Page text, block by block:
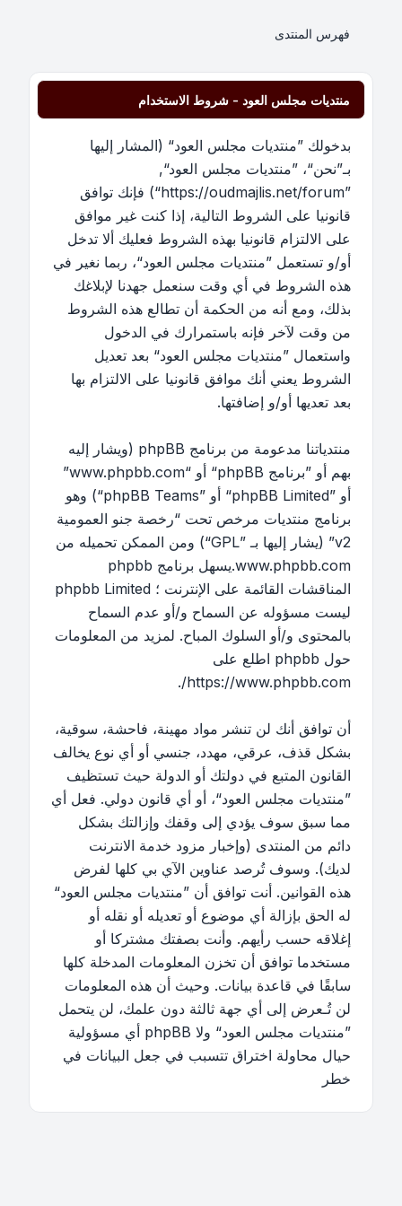
فهرس المنتدى
منتديات مجلس العود - شروط الاستخدام
بدخولك ”منتديات مجلس العود“ (المشار إليها
بـ”نحن“، ”منتديات مجلس العود“,
”https://oudmajlis.net/forum“) فإنك توافق
قانونيا على الشروط التالية، إذا كنت غير موافق
على الالتزام قانونيا بهذه الشروط فعليك ألا تدخل
أو/و تستعمل ”منتديات مجلس العود“، ربما نغير في
هذه الشروط في أي وقت سنعمل جهدنا لإبلاغك
بذلك، ومع أنه من الحكمة أن تطالع هذه الشروط
من وقت لآخر فإنه باستمرارك في الدخول
واستعمال ”منتديات مجلس العود“ بعد تعديل
الشروط يعني أنك موافق قانونيا على الالتزام بها
بعد تعديها أو/و إضافتها.
منتدياتنا مدعومة من برنامج phpBB (ويشار إليه
بهم أو ”برنامج phpBB“ أو “www.phpbb.com”
أو ”phpBB Limited“ أو ”phpBB Teams“) وهو
برنامج منتديات مرخص تحت “رخصة جنو العمومية
v2” (يشار إليها بـ ”GPL“) ومن الممكن تحميله من
www.phpbb.com
.يسهل برنامج phpbb
المناقشات القائمة على الإنترنت ؛ phpbb Limited
ليست مسؤوله عن السماح و/أو عدم السماح
بالمحتوى و/أو السلوك المباح. لمزيد من المعلومات
حول phpbb اطلع على
https://www.phpbb.com/
.
أن توافق أنك لن تنشر مواد مهينة، فاحشة، سوقية،
بشكل قذف، عرقي، مهدد، جنسي أو أي نوع يخالف
القانون المتبع في دولتك أو الدولة حيث تستظيف
”منتديات مجلس العود“، أو أي قانون دولي. فعل أي
مما سبق سوف يؤدي إلى وقفك وإزالتك بشكل
دائم من المنتدى (وإخبار مزود خدمة الانترنت
لديك). وسوف تُرصد عناوين الآي بي كلها لفرض
هذه القوانين. أنت توافق أن ”منتديات مجلس العود“
له الحق بإزالة أي موضوع أو تعديله أو نقله أو
إغلاقه حسب رأيهم. وأنت بصفتك مشتركا أو
مستخدما توافق أن تخزن المعلومات المدخلة كلها
سابقًا في قاعدة بيانات. وحيث أن هذه المعلومات
لن تُـعرض إلى أي جهة ثالثة دون علمك، لن يتحمل
”منتديات مجلس العود“ ولا phpBB أي مسؤولية
حيال محاولة اختراق تتسبب في جعل البيانات في
خطر